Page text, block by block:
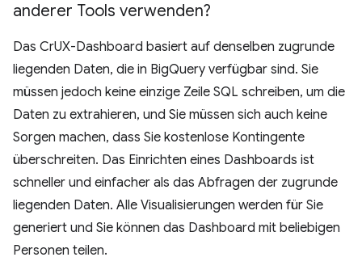
anderer Tools verwenden?
Das CrUX-Dashboard basiert auf denselben zugrunde
liegenden Daten, die in BigQuery verfügbar sind. Sie
müssen jedoch keine einzige Zeile SQL schreiben, um die
Daten zu extrahieren, und Sie müssen sich auch keine
Sorgen machen, dass Sie kostenlose Kontingente
überschreiten. Das Einrichten eines Dashboards ist
schneller und einfacher als das Abfragen der zugrunde
liegenden Daten. Alle Visualisierungen werden für Sie
generiert und Sie können das Dashboard mit beliebigen
Personen teilen.